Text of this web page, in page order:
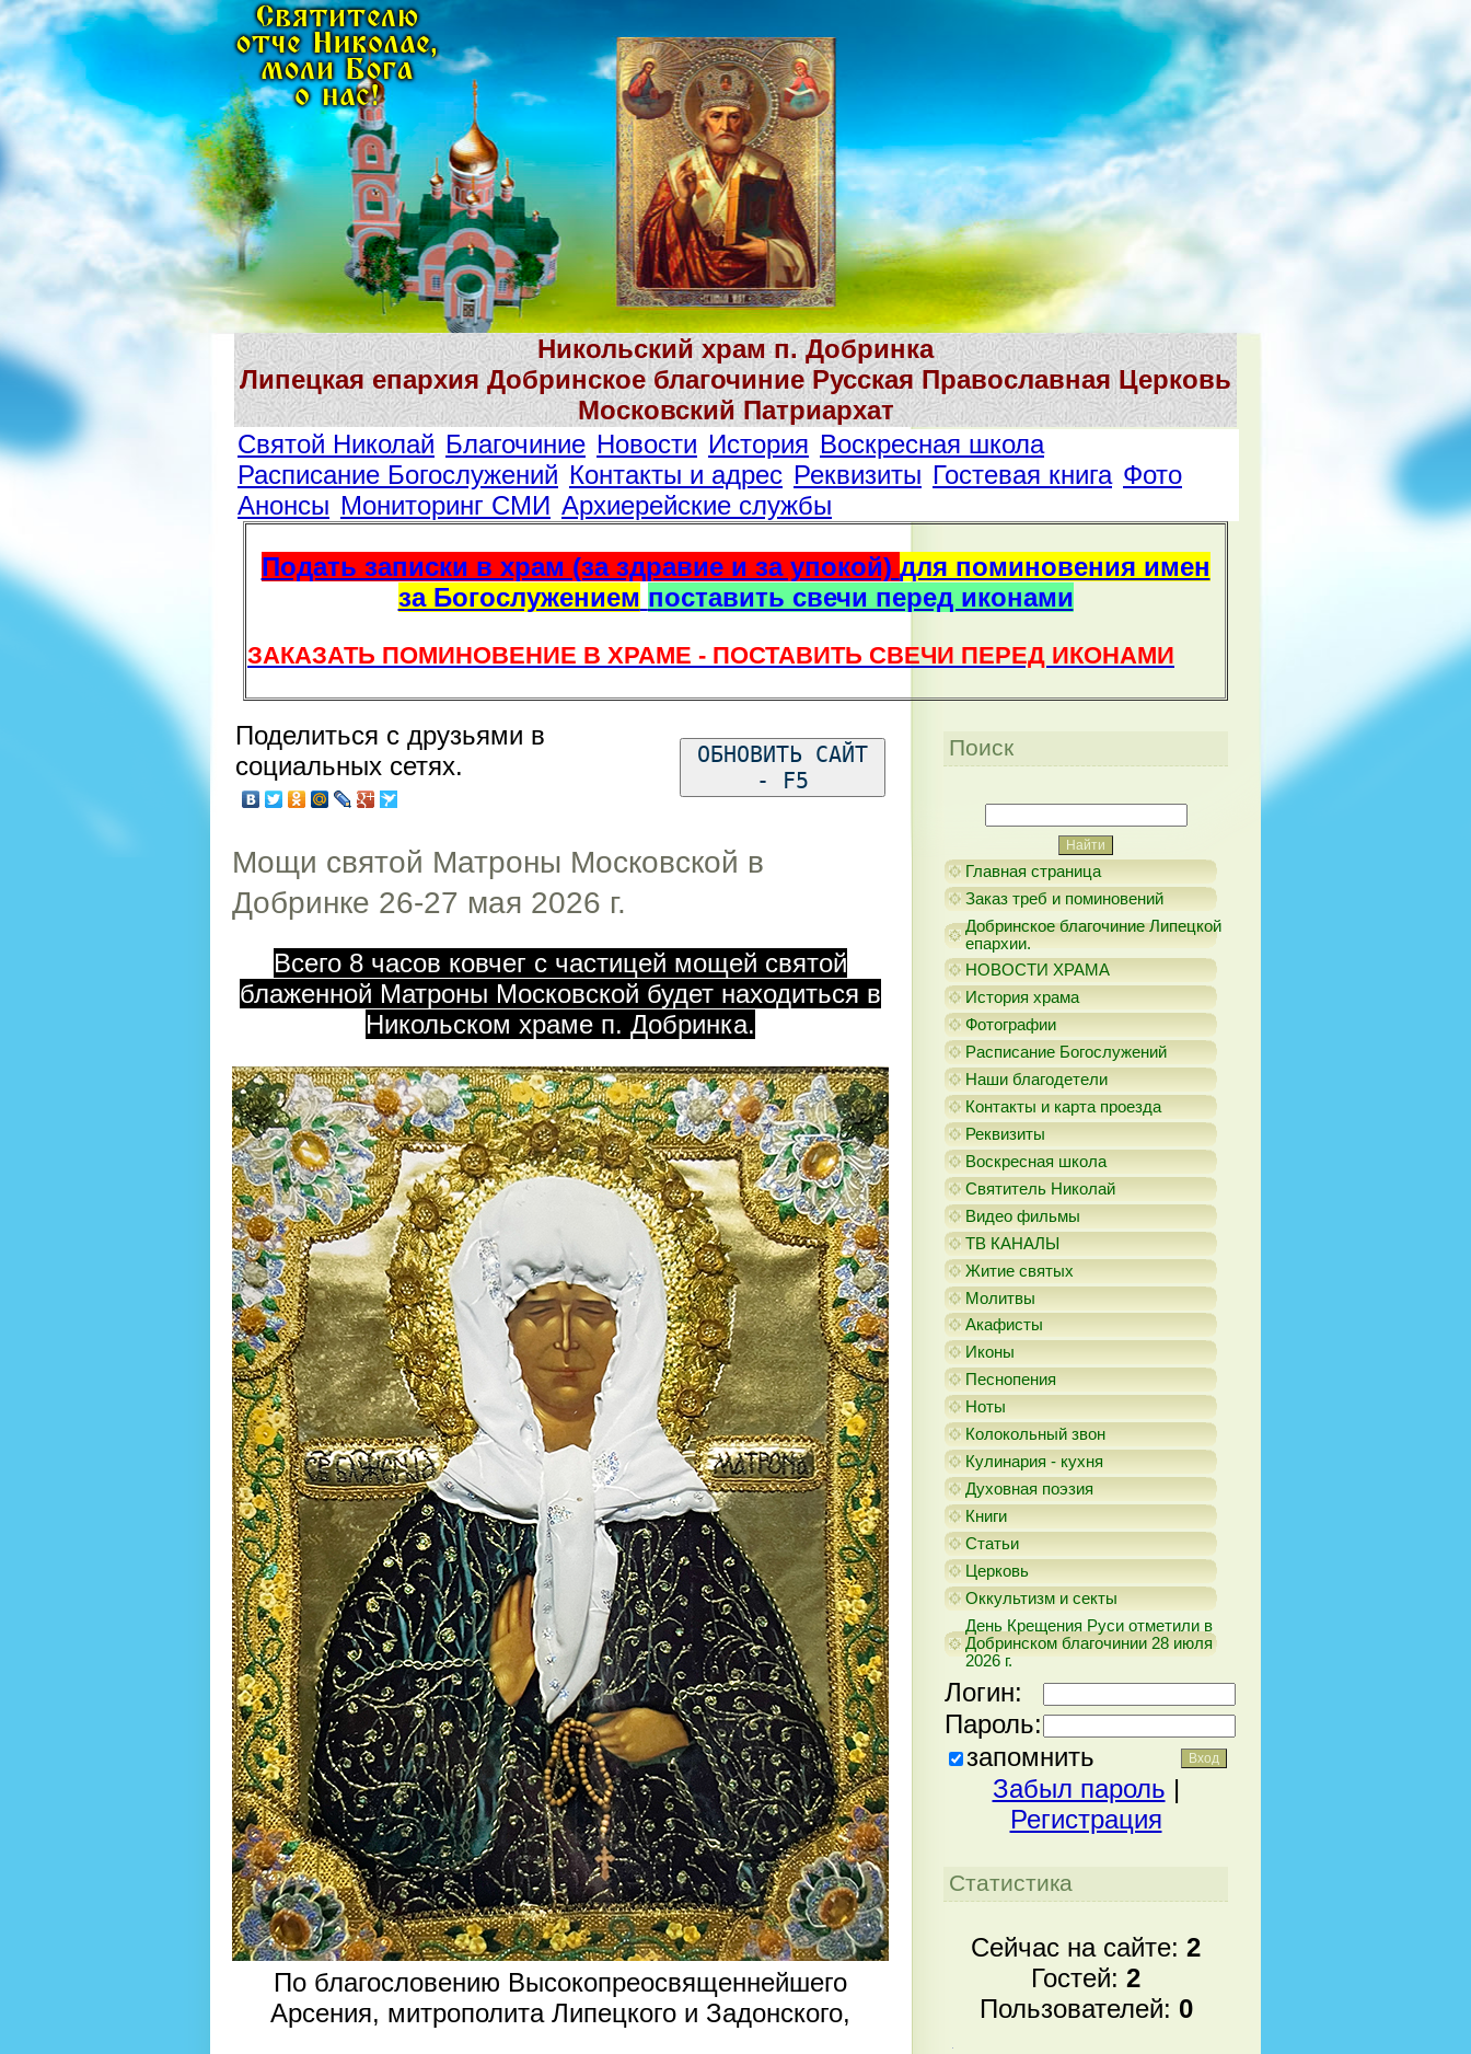
Никольский храм п. Добринка
Липецкая епархия Добринское благочиние Русская Православная Церковь
Московский Патриархат
Святой Николай Благочиние Новости История Воскресная школа
Расписание Богослужений Контакты и адрес Реквизиты Гостевая книга Фото
Анонсы Мониторинг СМИ Архиерейские службы
Подать записки в храм (за здравие и за упокой) для поминовения имен
за Богослужением поставить свечи перед иконами
ЗАКАЗАТЬ ПОМИНОВЕНИЕ В ХРАМЕ - ПОСТАВИТЬ СВЕЧИ ПЕРЕД ИКОНАМИ
Поделиться с друзьями в
социальных сетях.
ОБНОВИТЬ САЙТ
- F5
Мощи святой Матроны Московской в
Добринке 26-27 мая 2026 г.
Всего 8 часов ковчег с частицей мощей святой
блаженной Матроны Московской будет находиться в
Никольском храме п. Добринка.
По благословению Высокопреосвященнейшего
Арсения, митрополита Липецкого и Задонского,
Поиск
Главная страница
Заказ треб и поминовений
Добринское благочиние Липецкой
епархии.
НОВОСТИ ХРАМА
История храма
Фотографии
Расписание Богослужений
Наши благодетели
Контакты и карта проезда
Реквизиты
Воскресная школа
Святитель Николай
Видео фильмы
ТВ КАНАЛЫ
Житие святых
Молитвы
Акафисты
Иконы
Песнопения
Ноты
Колокольный звон
Кулинария - кухня
Духовная поэзия
Книги
Статьи
Церковь
Оккультизм и секты
День Крещения Руси отметили в
Добринском благочинии 28 июля
2026 г.
Логин:
Пароль:
запомнить
Забыл пароль |
Регистрация
Статистика
Сейчас на сайте: 2
Гостей: 2
Пользователей: 0